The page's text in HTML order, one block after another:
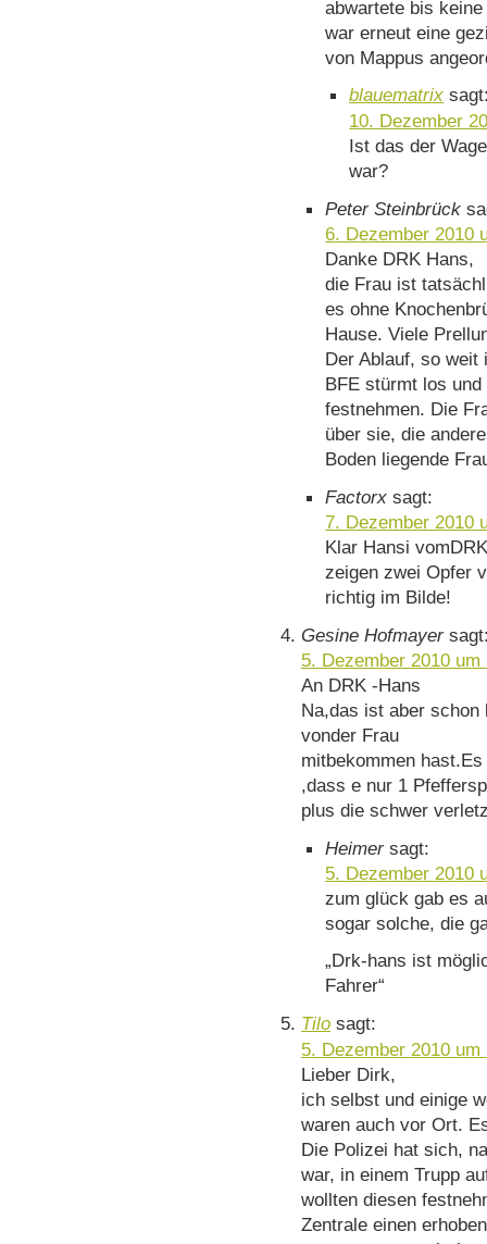
abwartete bis
war erneut eine
von Mappus
blauematrix
10. Dezember
Ist das der
war?
Peter Steinbrück
6. Dezember 2010
Danke DRK Hans,
die Frau ist
es ohne
Hause. Viele
Der Ablauf, so
BFE stürmt los
festnehmen. Die
über sie, die
Boden liegende
Factorx sagt:
7. Dezember 2010
Klar Hansi
zeigen zwei Opfer
richtig im Bilde!
Gesine Hofmayer
5. Dezember 2010 um
An DRK -Hans
Na,das ist aber
vonder Frau
mitbekommen
,dass e nur 1
plus die schwer
Heimer sagt:
5. Dezember 2010
zum glück gab es
sogar solche, die
„Drk-hans ist
Fahrer“
Tilo sagt:
5. Dezember 2010 um
Lieber Dirk,
ich selbst und einige
waren auch vor Ort.
Die Polizei hat sich,
war, in einem Trupp
wollten diesen
Zentrale einen